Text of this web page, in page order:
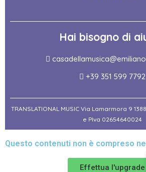
Hai bisogno di
+39 351 599 7792
TRANSLATIONAL MUSIC Via Lamarmora 9
e PIva 02654640024
Questo contenuti non è compreso
Effettua l'upgrade